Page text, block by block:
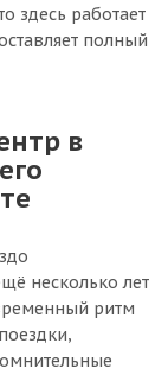
здесь работает
полный
в
несколько лет
ритм